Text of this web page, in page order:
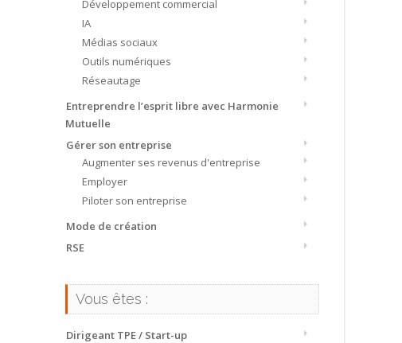
Développement commercial
IA
Médias sociaux
Outils numériques
Réseautage
Entreprendre l’esprit libre avec Harmonie
Mutuelle
Gérer son entreprise
Augmenter ses revenus d'entreprise
Employer
Piloter son entreprise
Mode de création
RSE
Vous êtes :
Dirigeant TPE / Start-up